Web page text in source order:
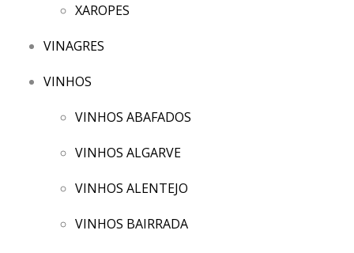
XAROPES
VINAGRES
VINHOS
VINHOS ABAFADOS
VINHOS ALGARVE
VINHOS ALENTEJO
VINHOS BAIRRADA